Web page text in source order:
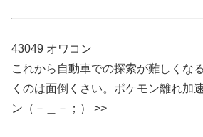
43049 オワコン
これから自動車での探索が難しくな
くのは面倒くさい。ポケモン離れ加
ン（－＿－；） >>